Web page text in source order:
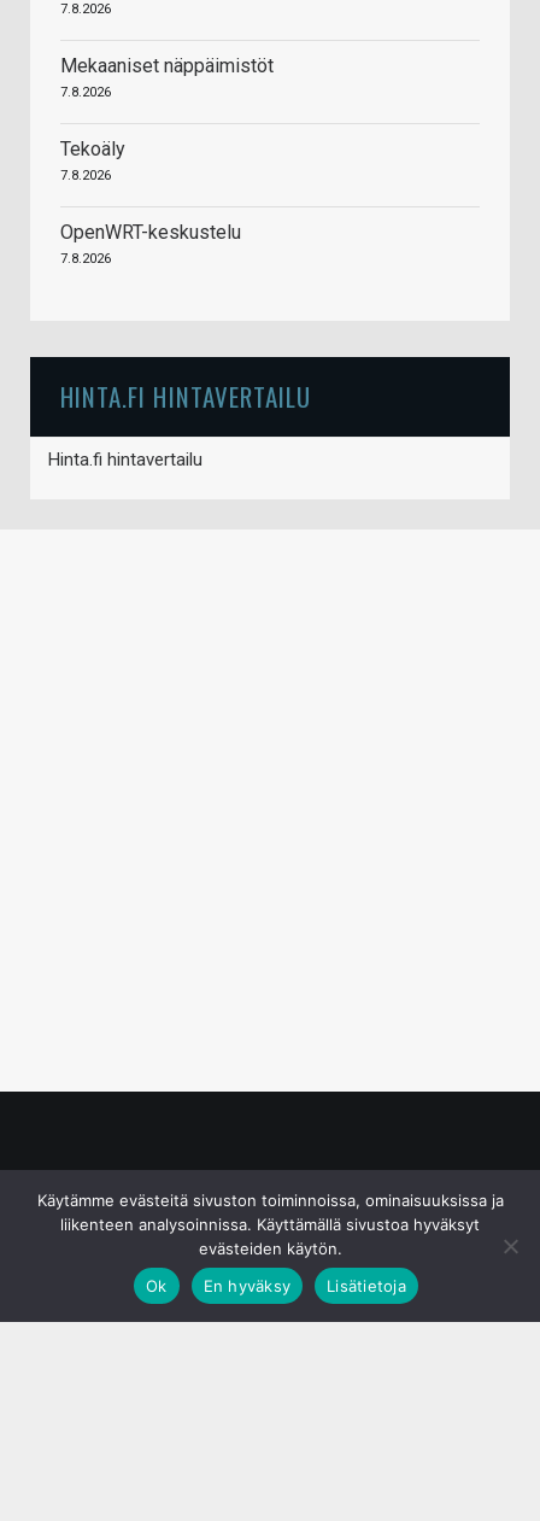
7.8.2026
Mekaaniset näppäimistöt
7.8.2026
Tekoäly
7.8.2026
OpenWRT-keskustelu
7.8.2026
HINTA.FI HINTAVERTAILU
Hinta.fi hintavertailu
Käytämme evästeitä sivuston toiminnoissa, ominaisuuksissa ja
liikenteen analysoinnissa. Käyttämällä sivustoa hyväksyt
evästeiden käytön.
Ok
En hyväksy Lisätietoja